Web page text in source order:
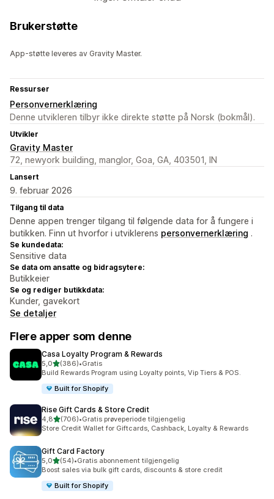
Brukerstøtte
App-støtte leveres av Gravity Master.
Ressurser
Personvernerklæring
Denne utvikleren tilbyr ikke direkte støtte på Norsk (bokmål).
Utvikler
Gravity Master
72, newyork building, manglor, Goa, GA, 403501, IN
Lansert
9. februar 2026
Tilgang til data
Denne appen trenger tilgang til følgende data for å fungere i
butikken. Finn ut hvorfor i utviklerens personvernerklæring .
Se kundedata:
Sensitive data
Se data om ansatte og bidragsytere:
Butikkeier
Se og rediger butikkdata:
Kunder, gavekort
Se detaljer
Flere apper som denne
Casa Loyalty Program & Rewards
5,0av 5 stjerner
(386)
Totalt 386 omtaler
•Gratis
Build Rewards Program using Loyalty points, Vip Tiers & POS.
Built for Shopify
Rise Gift Cards & Store Credit
4,8av 5 stjerner
(706)
Totalt 706 omtaler
•Gratis prøveperiode tilgjengelig
Store Credit Wallet for Giftcards, Cashback, Loyalty & Rewards
Gift Card Factory
5,0av 5 stjerner
(54)
Totalt 54 omtaler
•Gratis abonnement tilgjengelig
Boost sales via bulk gift cards, discounts & store credit
Built for Shopify